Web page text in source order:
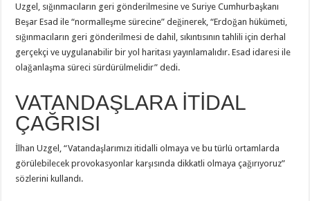
Uzgel, sığınmacıların geri gönderilmesine ve Suriye Cumhurbaşkanı
Beşar Esad ile “normalleşme sürecine” değinerek, “Erdoğan hükümeti,
sığınmacıların geri gönderilmesi de dahil, sıkıntısının tahlili için derhal
gerçekçi ve uygulanabilir bir yol haritası yayınlamalıdır. Esad idaresi ile
olağanlaşma süreci sürdürülmelidir” dedi.
VATANDAŞLARA İTİDAL
ÇAĞRISI
İlhan Uzgel, “Vatandaşlarımızı itidalli olmaya ve bu türlü ortamlarda
görülebilecek provokasyonlar karşısında dikkatli olmaya çağırıyoruz”
sözlerini kullandı.